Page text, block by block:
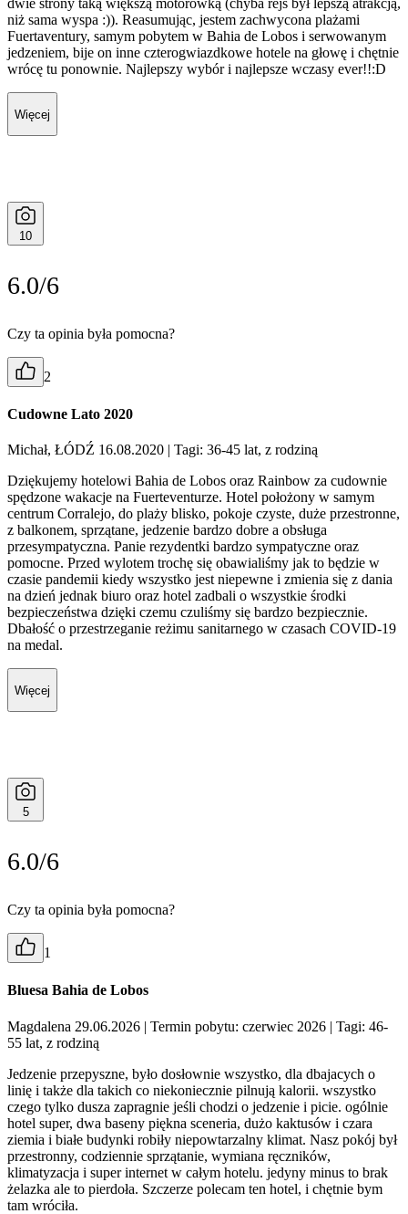
dwie strony taką większą motorówką (chyba rejs był lepszą atrakcją,
niż sama wyspa :)). Reasumując, jestem zachwycona plażami
Fuertaventury, samym pobytem w Bahia de Lobos i serwowanym
jedzeniem, bije on inne czterogwiazdkowe hotele na głowę i chętnie
wrócę tu ponownie. Najlepszy wybór i najlepsze wczasy ever!!:D
Więcej
10
6.0/6
Czy ta opinia była pomocna?
2
Cudowne Lato 2020
Michał, ŁÓDŹ 16.08.2020
| Tagi: 36-45 lat, z rodziną
Dziękujemy hotelowi Bahia de Lobos oraz Rainbow za cudownie
spędzone wakacje na Fuerteventurze. Hotel położony w samym
centrum Corralejo, do plaży blisko, pokoje czyste, duże przestronne,
z balkonem, sprzątane, jedzenie bardzo dobre a obsługa
przesympatyczna. Panie rezydentki bardzo sympatyczne oraz
pomocne. Przed wylotem trochę się obawialiśmy jak to będzie w
czasie pandemii kiedy wszystko jest niepewne i zmienia się z dania
na dzień jednak biuro oraz hotel zadbali o wszystkie środki
bezpieczeństwa dzięki czemu czuliśmy się bardzo bezpiecznie.
Dbałość o przestrzeganie reżimu sanitarnego w czasach COVID-19
na medal.
Więcej
5
6.0/6
Czy ta opinia była pomocna?
1
Bluesa Bahia de Lobos
Magdalena 29.06.2026 | Termin pobytu: czerwiec 2026 | Tagi: 46-
55 lat, z rodziną
Jedzenie przepyszne, było dosłownie wszystko, dla dbajacych o
linię i także dla takich co niekoniecznie pilnują kalorii. wszystko
czego tylko dusza zapragnie jeśli chodzi o jedzenie i picie. ogólnie
hotel super, dwa baseny piękna sceneria, dużo kaktusów i czara
ziemia i białe budynki robiły niepowtarzalny klimat. Nasz pokój był
przestronny, codziennie sprzątanie, wymiana ręczników,
klimatyzacja i super internet w całym hotelu. jedyny minus to brak
żelazka ale to pierdoła. Szczerze polecam ten hotel, i chętnie bym
tam wróciła.